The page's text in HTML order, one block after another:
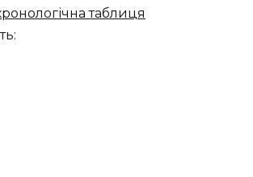
таблиця